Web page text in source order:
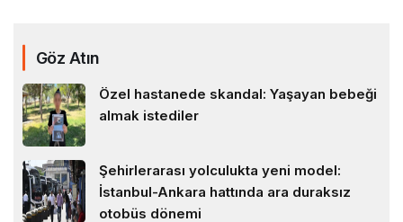
Göz Atın
Özel hastanede skandal: Yaşayan bebeği
almak istediler
Şehirlerarası yolculukta yeni model:
İstanbul-Ankara hattında ara duraksız
otobüs dönemi